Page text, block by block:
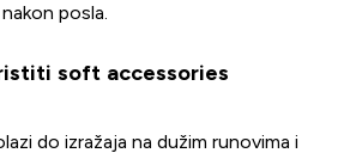
posla.
soft accessories
do izražaja na dužim runovima i